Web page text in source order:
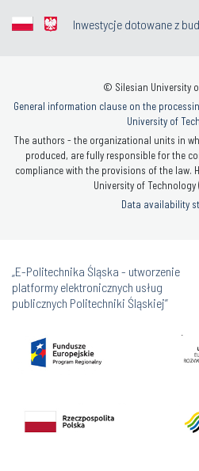
Inwestycje dotowane z
© Silesian University
General information clause on the
University of
The authors - the organizational units in
produced, are fully responsible for the
compliance with the provisions of the law.
University of Technology (
Data availability
„E-Politechnika Śląska - utworzenie
platformy elektronicznych usług
publicznych Politechniki Śląskiej”